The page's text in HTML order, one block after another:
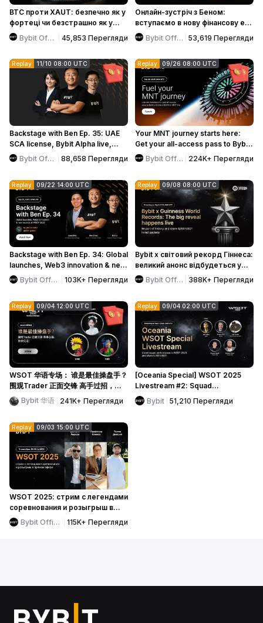
BTC проти XAUT: безпечно як у
фортеці чи безстрашно як у
DeFi?
Bybit Official 45,853 Перегляди
Онлайн-зустріч з Беном:
вступаємо в нову фінансову еру
з BUIDL. Заберіть частку
винагород на суму 10 000 USDT
Bybit Official 53,619 Перегляди
Replay 11/10 08:00 UTC
Backstage with Ben Ep. 35: UAE
SCA license, Bybit Alpha live,
trading updates and more!
Bybit Official 88,658 Перегляди
Replay 09/26 08:00 UTC
Your MNT journey starts here:
Get your all-access pass to Bybit
and share $2000 in MNT live!
Bybit Official 224K+ Перегляди
Replay 09/22 14:00 UTC
Backstage with Ben Ep. 34: Global
launches, Web3 innovation & new
records at WSOT 2025
Bybit Official 103K+ Перегляди
Replay 09/08 08:00 UTC
Bybit x світовий рекорд Гіннеса:
великий анонс відбудеться у
прямому ефірі.
Bybit Official 388K+ Перегляди
Replay 09/04 12:00 UTC
WSOT 华语专场： 谁是最佳操盘手？
围观Trader 正面交锋 高手过招，你
来见证Bybit 华语 241K+ Перегляди
Replay 09/04 02:00 UTC
[Oceania Special] WSOT 2025
Livestream #2: Squad
performance unveiled with
exciting giveaways!
Bybit 51,210 Перегляди
Replay 09/03 15:00 UTC
WSOT 2025: стрим с легендами
соревнования и розыгрыш в
прямом эфире
Bybit Official 115K+ Перегляди